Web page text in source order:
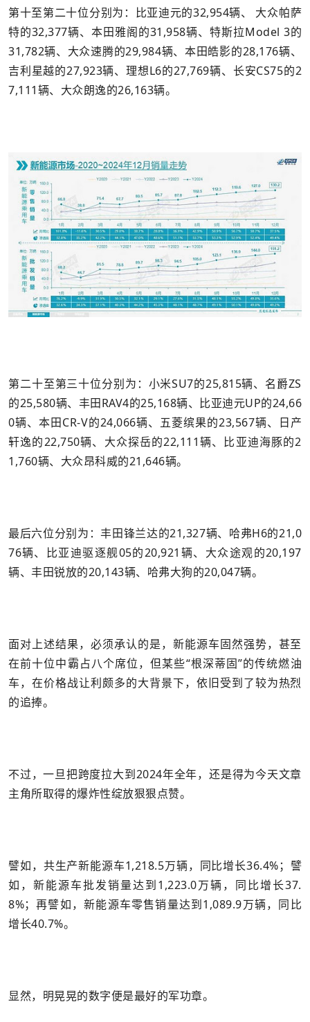
第十至第二十位分别为：比亚迪元的32,954辆、 大众帕萨
特的32,377辆、本田雅阁的31,958辆、特斯拉Model 3的
31,782辆、大众速腾的29,984辆、本田皓影的28,176辆、
吉利星越的27,923辆、理想L6的27,769辆、长安CS75的2
7,111辆、大众朗逸的26,163辆。
第二十至第三十位分别为：小米SU7的25,815辆、名爵ZS
的25,580辆、丰田RAV4的25,168辆、比亚迪元UP的24,66
0辆、本田CR-V的24,066辆、五菱缤果的23,567辆、日产
轩逸的22,750辆、大众探岳的22,111辆、比亚迪海豚的2
1,760辆、大众昂科威的21,646辆。
最后六位分别为：丰田锋兰达的21,327辆、哈弗H6的21,0
76辆、比亚迪驱逐舰05的20,921辆、大众途观的20,197
辆、丰田锐放的20,143辆、哈弗大狗的20,047辆。
面对上述结果，必须承认的是，新能源车固然强势，甚至
在前十位中霸占八个席位，但某些“根深蒂固”的传统燃油
车，在价格战让利颇多的大背景下，依旧受到了较为热烈
的追捧。
不过，一旦把跨度拉大到2024年全年，还是得为今天文章
主角所取得的爆炸性绽放狠狠点赞。
譬如，共生产新能源车1,218.5万辆，同比增长36.4%；譬
如，新能源车批发销量达到1,223.0万辆，同比增长37.
8%；再譬如，新能源车零售销量达到1,089.9万辆，同比
增长40.7%。
显然，明晃晃的数字便是最好的军功章。